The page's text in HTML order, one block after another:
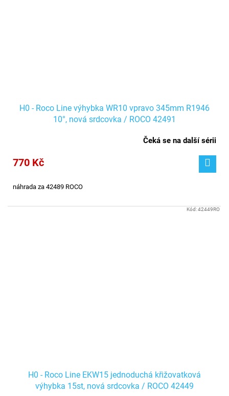
H0 - Roco Line výhybka WR10 vpravo 345mm R1946
10°, nová srdcovka / ROCO 42491
Čeká se na další sérii
770 Kč
náhrada za 42489 ROCO
H0 - Roco Line EKW15 jednoduchá křižovatková
výhybka 15st, nová srdcovka / ROCO 42449
Kód:42449RO